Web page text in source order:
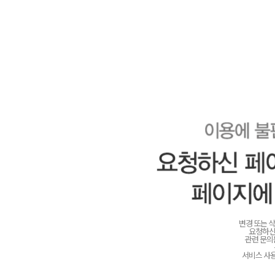
변경 또는
요청하
관련 문
서비스 사